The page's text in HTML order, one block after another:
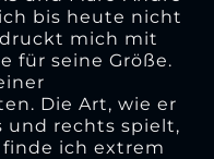
bis heute nicht
mich mit
für seine Größe.
Die Art, wie er
und rechts spielt,
finde ich extrem